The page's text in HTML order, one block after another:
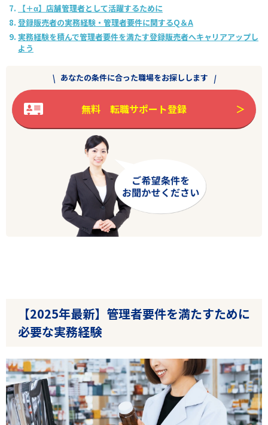
【＋α】店舗管理者として活躍するために
登録販売者の実務経験・管理者要件に関するQ＆A
実務経験を積んで管理者要件を満たす登録販売者へキャリアアップし
よう
あなたの条件に合った職場をお探しします
無料 転職サポート登録
【2025年最新】管理者要件を満たすために
必要な実務経験